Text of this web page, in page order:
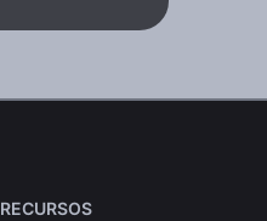
RECURSOS